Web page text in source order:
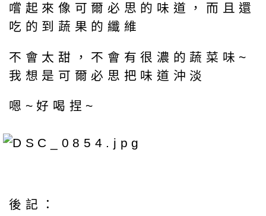
嚐起來像可爾必思的味道，而且還
吃的到蔬果的纖維
不會太甜，不會有很濃的蔬菜味~
我想是可爾必思把味道沖淡
嗯~好喝捏~
後記：